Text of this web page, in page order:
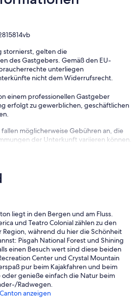
stornierst, gelten die
des Gastgebers. Gemäß den EU-
unterliegen
nicht dem Widerrufsrecht.
einem professionellen Gastgeber
erfolgt zu gewerblichen, geschäftlichen
fallen möglicherweise Gebühren an, die
der Unterkunft variieren können.
liegt in den Bergen und am Fluss.
und Teatro Colonial zählen zu den
während du hier die Schönheit
Pisgah National Forest und Shining
einen Besuch wert sind diese beiden
Center und Crystal Mountain
pur beim Kajakfahren und beim
oder genieße einfach die Natur beim
Radwegen.
anzeigen